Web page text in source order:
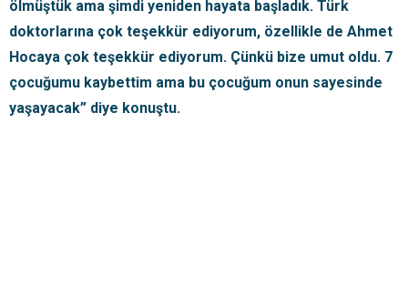
ölmüştük ama şimdi yeniden hayata başladık. Türk
doktorlarına çok teşekkür ediyorum, özellikle de Ahmet
Hocaya çok teşekkür ediyorum. Çünkü bize umut oldu. 7
çocuğumu kaybettim ama bu çocuğum onun sayesinde
yaşayacak” diye konuştu.